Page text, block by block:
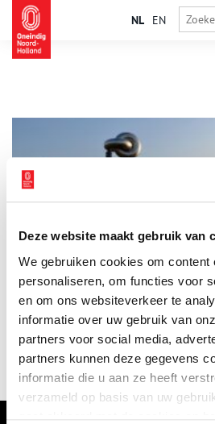
Deze website maakt gebruik van
We gebruiken cookies om content
personaliseren, om functies voor
en om ons websiteverkeer te
informatie over uw gebruik van
partners voor social media,
partners kunnen deze gegevens
informatie die u aan ze heeft
verzameld op basis van uw
NL EN
aan het IJ
Nooddorpen, woonscholen,
het hoort allemaal bij de geschiedenis
waar inmiddels 100.000 mensen
woont er en mag over zijn stadsdeel
hij in eigen beheer uitgeeft.